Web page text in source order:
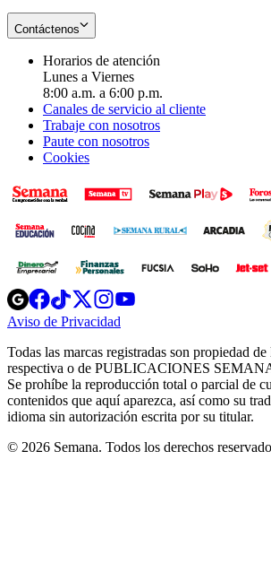
Contáctenos
Horarios de atención
Lunes a Viernes
8:00 a.m. a 6:00 p.m.
Canales de servicio al cliente
Trabaje con nosotros
Paute con nosotros
Cookies
Opens
in
new
Opens
in
new
Opens
in
new
window
Opens
new
windowwindow
Aviso de Privacidad
new
window
Todas las marcas registradas son propiedad
respectiva o de PUBLICACIONES
Se prohíbe la reproducción total o parcial de
contenidos que aquí aparezca, así como su
idioma sin autorización escrita por su titular.
© 2026 Semana. Todos los derechos